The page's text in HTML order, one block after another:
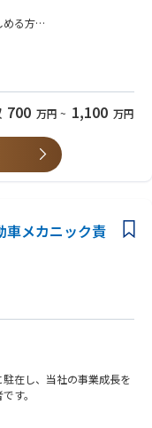
/ Next.js / NestJS / Pris
Engine / Firebase / Ex
/ Hubspot / Respon
ズに落とし込めるエンジ
術選定・設計
定・実行
適なアーキテクチャ設計
てきているため、必ずし
り最適なアーキテクチャ
行われており、内製シス
のパフォーマンスを発揮で
元の開発は継続して進め
築を推し進める必要があ
ーによる開発生産性の低
、データ管理の複雑性
関心に応じて柔軟に設計
、回収率等）の設計・可
ランス設計
における業務改善
業務フロー・KPI設計
一手を担えます。
動車というインフラの普
に行った現場で、地域の
喜んで写真を撮る——そん
いを越えながら、自身
める方
果創出
ること（現時点での高い
境でのマネジメント経験
ルスの設計経験
ルを推進した経験
700 万円 ~ 1,100 万円
車メカニック責
在し、当社の事業成長を
す。